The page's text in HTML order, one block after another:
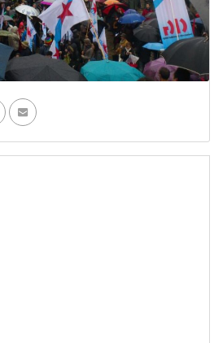
Enviar por e-mail